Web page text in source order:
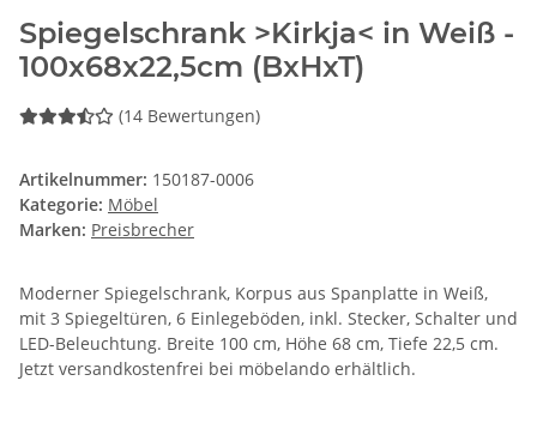
Spiegelschrank >Kirkja< in Weiß -
100x68x22,5cm (BxHxT)
(14 Bewertungen)
Artikelnummer: 150187-0006
Kategorie: Möbel
Marken: Preisbrecher
Moderner Spiegelschrank, Korpus aus Spanplatte in Weiß,
mit 3 Spiegeltüren, 6 Einlegeböden, inkl. Stecker, Schalter und
LED-Beleuchtung. Breite 100 cm, Höhe 68 cm, Tiefe 22,5 cm.
Jetzt versandkostenfrei bei möbelando erhältlich.